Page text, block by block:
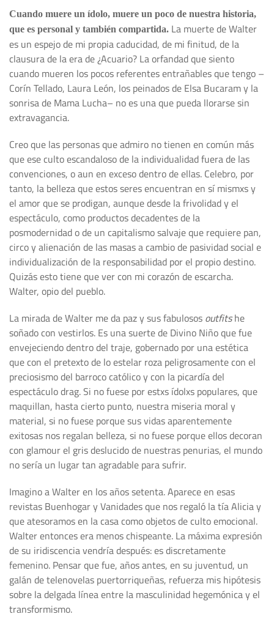
Cuando muere un ídolo, muere un poco de nuestra historia,
que es personal y también compartida. La muerte de Walter
es un espejo de mi propia caducidad, de mi finitud, de la
clausura de la era de ¿Acuario? La orfandad que siento
cuando mueren los pocos referentes entrañables que tengo –
Corín Tellado, Laura León, los peinados de Elsa Bucaram y la
sonrisa de Mama Lucha– no es una que pueda llorarse sin
extravagancia.
Creo que las personas que admiro no tienen en común más
que ese culto escandaloso de la individualidad fuera de las
convenciones, o aun en exceso dentro de ellas. Celebro, por
tanto, la belleza que estos seres encuentran en sí mismxs y
el amor que se prodigan, aunque desde la frivolidad y el
espectáculo, como productos decadentes de la
posmodernidad o de un capitalismo salvaje que requiere pan,
circo y alienación de las masas a cambio de pasividad social e
individualización de la responsabilidad por el propio destino.
Quizás esto tiene que ver con mi corazón de escarcha.
Walter, opio del pueblo.
La mirada de Walter me da paz y sus fabulosos outfitshe
soñado con vestirlos. Es una suerte de Divino Niño que fue
envejeciendo dentro del traje, gobernado por una estética
que con el pretexto de lo estelar roza peligrosamente con el
preciosismo del barroco católico y con la picardía del
espectáculo drag. Si no fuese por estxs ídolxs populares, que
maquillan, hasta cierto punto, nuestra miseria moral y
material, si no fuese porque sus vidas aparentemente
exitosas nos regalan belleza, si no fuese porque ellos decoran
con glamour el gris deslucido de nuestras penurias, el mundo
no sería un lugar tan agradable para sufrir.
Imagino a Walter en los años setenta. Aparece en esas
revistas Buenhogar y Vanidades que nos regaló la tía Alicia y
que atesoramos en la casa como objetos de culto emocional.
Walter entonces era menos chispeante. La máxima expresión
de su iridiscencia vendría después: es discretamente
femenino. Pensar que fue, años antes, en su juventud, un
galán de telenovelas puertorriqueñas, refuerza mis hipótesis
sobre la delgada línea entre la masculinidad hegemónica y el
transformismo.